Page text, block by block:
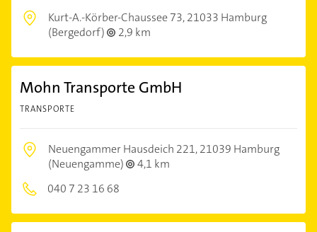
Kurt-A.-Körber-Chaussee 73,21033 Hamburg
(Bergedorf)
2,9 km
Mohn Transporte GmbH
TRANSPORTE
Neuengammer Hausdeich 221,21039 Hamburg
(Neuengamme)
4,1 km
040 7 23 16 68